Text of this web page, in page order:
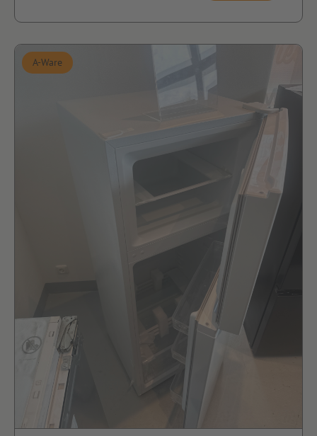
A-Ware